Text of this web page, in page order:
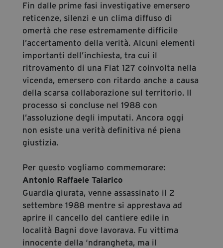
Fin dalle prime fasi investigative emersero
reticenze, silenzi e un clima diffuso di
omertà che rese estremamente difficile
l’accertamento della verità. Alcuni elementi
importanti dell’inchiesta, tra cui il
ritrovamento di una Fiat 127 coinvolta nella
vicenda, emersero con ritardo anche a causa
della scarsa collaborazione sul territorio. Il
processo si concluse nel 1988 con
l’assoluzione degli imputati. Ancora oggi
non esiste una verità definitiva né piena
giustizia.
Per questo vogliamo commemorare:
Antonio Raffaele Talarico
Guardia giurata, venne assassinato il 2
settembre 1988 mentre si apprestava ad
aprire il cancello del cantiere edile in
località Bagni dove lavorava. Fu vittima
innocente della ‘ndrangheta, ma il